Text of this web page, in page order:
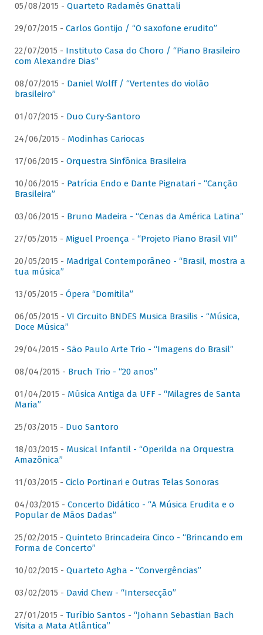
05/08/2015 - Quarteto Radamés Gnattali
29/07/2015 - Carlos Gontijo / “O saxofone erudito”
22/07/2015 - Instituto Casa do Choro / “Piano Brasileiro
com Alexandre Dias”
08/07/2015 - Daniel Wolff / “Vertentes do violão
brasileiro”
01/07/2015 - Duo Cury-Santoro
24/06/2015 - Modinhas Cariocas
17/06/2015 - Orquestra Sinfônica Brasileira
10/06/2015 - Patrícia Endo e Dante Pignatari - “Canção
Brasileira”
03/06/2015 - Bruno Madeira - “Cenas da América Latina”
27/05/2015 - Miguel Proença - “Projeto Piano Brasil VII”
20/05/2015 - Madrigal Contemporâneo - “Brasil, mostra a
tua música”
13/05/2015 - Ópera “Domitila”
06/05/2015 - VI Circuito BNDES Musica Brasilis - “Música,
Doce Música”
29/04/2015 - São Paulo Arte Trio - “Imagens do Brasil”
08/04/2015 - Bruch Trio - “20 anos”
01/04/2015 - Música Antiga da UFF - “Milagres de Santa
Maria”
25/03/2015 - Duo Santoro
18/03/2015 - Musical Infantil - “Operilda na Orquestra
Amazônica”
11/03/2015 - Ciclo Portinari e Outras Telas Sonoras
04/03/2015 - Concerto Didático - “A Música Erudita e o
Popular de Mãos Dadas”
25/02/2015 - Quinteto Brincadeira Cinco - “Brincando em
Forma de Concerto”
10/02/2015 - Quarteto Agha - “Convergências”
03/02/2015 - David Chew - “Intersecção”
27/01/2015 - Turíbio Santos - “Johann Sebastian Bach
Visita a Mata Atlântica”